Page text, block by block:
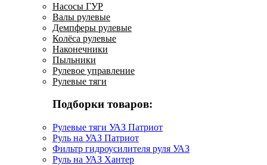
Насосы ГУР
Валы рулевые
Демпферы рулевые
Колёса рулевые
Наконечники
Пыльники
Рулевое управление
Рулевые тяги
Подборки товаров:
Рулевые тяги УАЗ Патриот
Руль на УАЗ Патриот
Фильтр гидроусилителя руля УАЗ
Руль на УАЗ Хантер